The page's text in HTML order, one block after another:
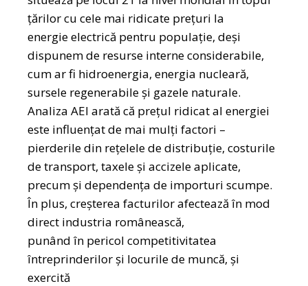
țărilor cu cele mai ridicate prețuri la
energie electrică pentru populație, deși
dispunem de resurse interne considerabile,
cum ar fi hidroenergia, energia nucleară,
sursele regenerabile și gazele naturale.
Analiza AEI arată că prețul ridicat al energiei
este influențat de mai mulți factori –
pierderile din rețelele de distribuție, costurile
de transport, taxele și accizele aplicate,
precum și dependența de importuri scumpe.
În plus, creșterea facturilor afectează în mod
direct industria românească,
punând în pericol competitivitatea
întreprinderilor și locurile de muncă, și
exercită